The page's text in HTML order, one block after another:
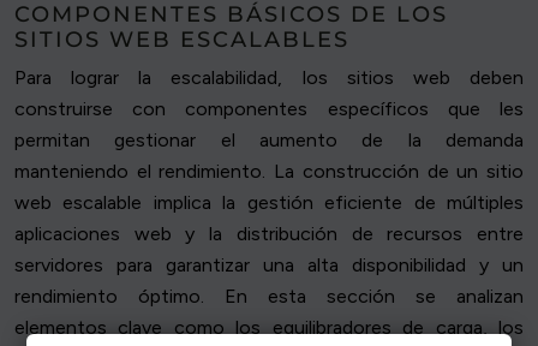
COMPONENTES BÁSICOS DE LOS
SITIOS WEB ESCALABLES
Para lograr la escalabilidad, los sitios web deben
construirse con componentes específicos que les
permitan gestionar el aumento de la demanda
manteniendo el rendimiento. La construcción de un sitio
web escalable implica la gestión eficiente de múltiples
aplicaciones web y la distribución de recursos entre
servidores para garantizar una alta disponibilidad y un
rendimiento óptimo. En esta sección se analizan
elementos clave como los equilibradores de carga, los